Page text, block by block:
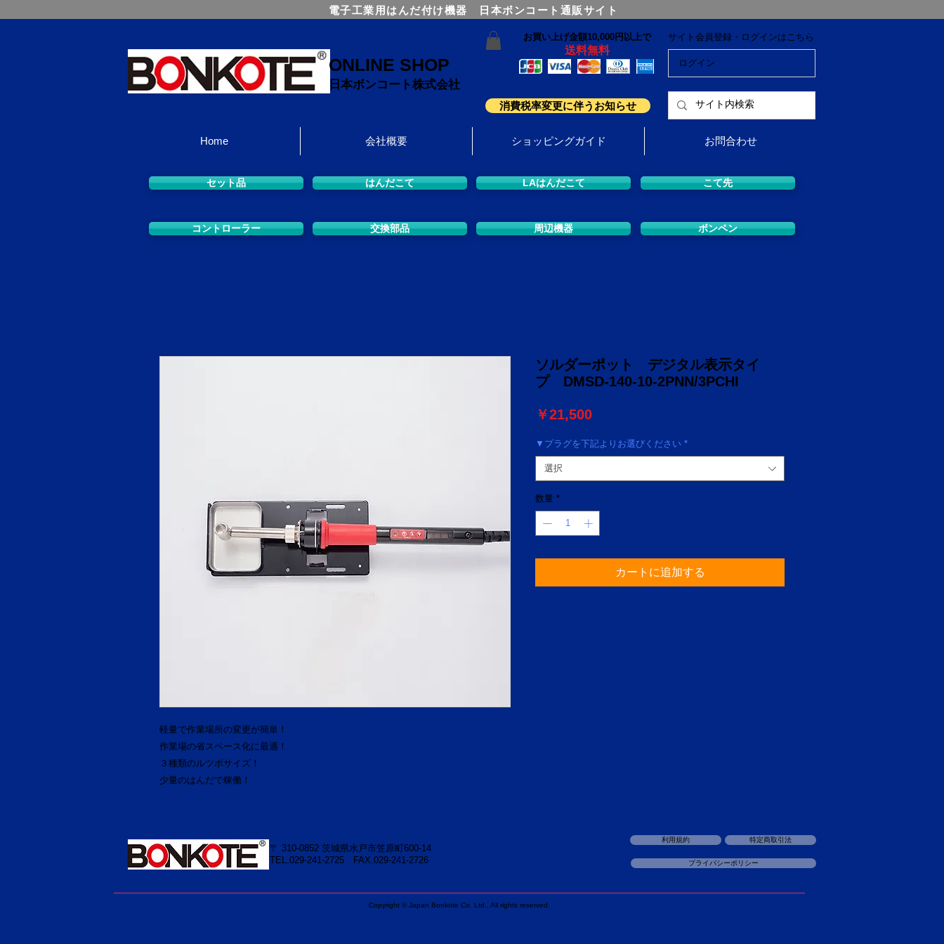
電子工業用はんだ付け機器 日本ボンコート通販サイト
ONLINE SHOP
日本ボンコート株式会社
お買い上げ金額10,000円以上で
送料無料
消費税率変更に伴うお知らせ
サイト会員登録・ログインはこちら
ログイン
Home 会社概要 ショッピングガイド お問合わせ
セット品 はんだこて LAはんだこて こて先
コントローラー 交換部品 周辺機器 ボンペン
軽量で作業場所の変更が簡単！
作業場の省スペース化に最適！
３種類のルツボサイズ！
少量のはんだで稼働！
ソルダーポット デジタル表示タイ
プ DMSD-140-10-2PNN/3PCHI
￥21,500価
▼プラグを下記よりお選びください *
選択
数量 *
カートに追加する
〒 310-0852 茨城県水戸市笠原町600-14
TEL.029-241-2725
FAX.029-241-2726
利用規約 特定商取引法
プライバシーポリシー
Copyright © Japan Bonkote Co. Ltd., All rights reserved.